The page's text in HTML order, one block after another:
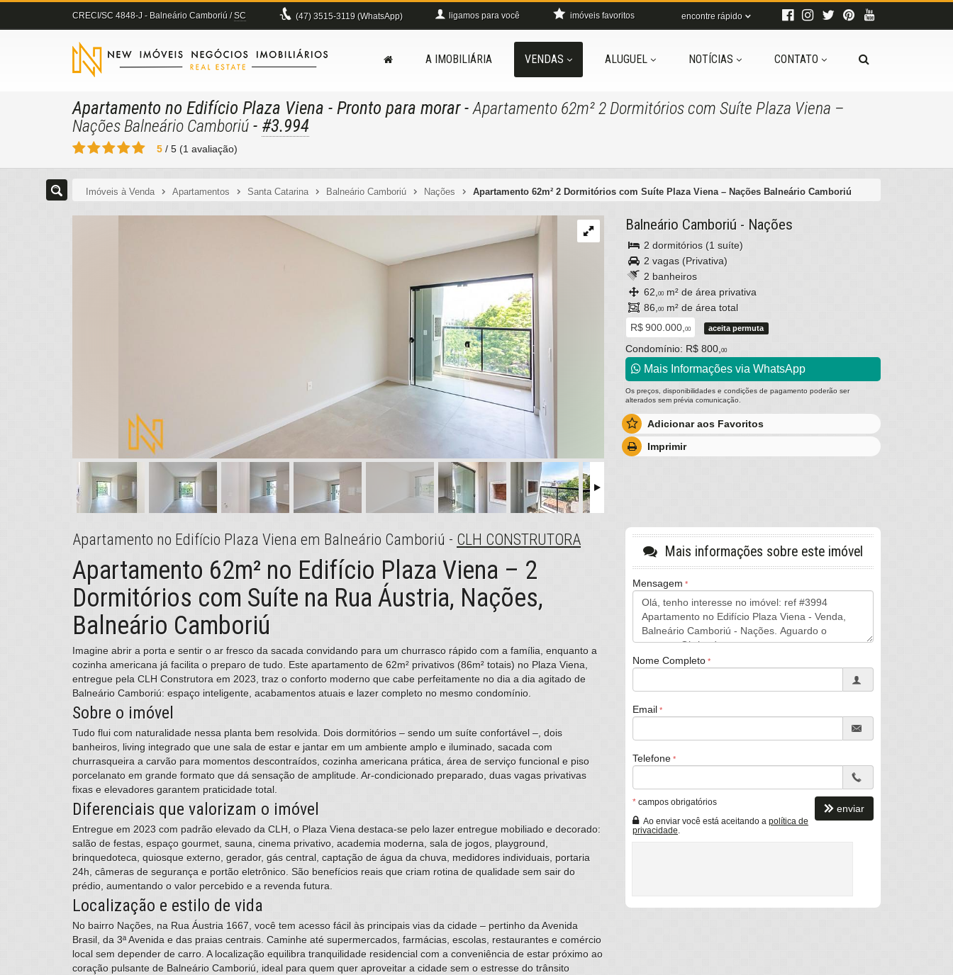
CRECI/SC 4848-J - Balneário Camboriú /SC (47) 3515-3119 (WhatsApp) ligamos para você encontre rápido
imóveis favoritos
A IMOBILIÁRIA VENDAS ALUGUEL NOTÍCIAS CONTATO
Apartamento no Edifício Plaza Viena - Pronto para morar-Apartamento 62m² 2 Dormitórios com Suíte Plaza Viena –
Nações Balneário Camboriú - #3.994
5 / 5 (1 avaliação)
Imóveis à Venda Apartamentos Santa Catarina Balneário Camboriú Nações Apartamento 62m² 2 Dormitórios com Suíte Plaza Viena – Nações Balneário Camboriú
Balneário Camboriú - Nações
2 dormitórios (1 suíte)
2 vagas (Privativa)
2 banheiros
62, 00 m² de área privativa
86, 00 m² de área total
R$ 900.000, 00 aceita permuta
Condomínio: R$ 800, 00
Mais Informações via WhatsApp
Os preços, disponibilidades e condições de pagamento poderão ser
alterados sem prévia comunicação.
Adicionar aos Favoritos
Imprimir
Apartamento no Edifício Plaza Viena em Balneário Camboriú - CLH CONSTRUTORA
Apartamento 62m² no Edifício Plaza Viena – 2
Dormitórios com Suíte na Rua Áustria, Nações,
Balneário Camboriú
Imagine abrir a porta e sentir o ar fresco da sacada convidando para um churrasco rápido com a família, enquanto a
cozinha americana já facilita o preparo de tudo. Este apartamento de 62m² privativos (86m² totais) no Plaza Viena,
entregue pela CLH Construtora em 2023, traz o conforto moderno que cabe perfeitamente no dia a dia agitado de
Balneário Camboriú: espaço inteligente, acabamentos atuais e lazer completo no mesmo condomínio.
Sobre o imóvel
Tudo flui com naturalidade nessa planta bem resolvida. Dois dormitórios – sendo um suíte confortável –, dois
banheiros, living integrado que une sala de estar e jantar em um ambiente amplo e iluminado, sacada com
churrasqueira a carvão para momentos descontraídos, cozinha americana prática, área de serviço funcional e piso
porcelanato em grande formato que dá sensação de amplitude. Ar-condicionado preparado, duas vagas privativas
fixas e elevadores garantem praticidade total.
Diferenciais que valorizam o imóvel
Entregue em 2023 com padrão elevado da CLH, o Plaza Viena destaca-se pelo lazer entregue mobiliado e decorado:
salão de festas, espaço gourmet, sauna, cinema privativo, academia moderna, sala de jogos, playground,
brinquedoteca, quiosque externo, gerador, gás central, captação de água da chuva, medidores individuais, portaria
24h, câmeras de segurança e portão eletrônico. São benefícios reais que criam rotina de qualidade sem sair do
prédio, aumentando o valor percebido e a revenda futura.
Localização e estilo de vida
No bairro Nações, na Rua Áustria 1667, você tem acesso fácil às principais vias da cidade – pertinho da Avenida
Brasil, da 3ª Avenida e das praias centrais. Caminhe até supermercados, farmácias, escolas, restaurantes e comércio
local sem depender de carro. A localização equilibra tranquilidade residencial com a conveniência de estar próximo ao
coração pulsante de Balneário Camboriú, ideal para quem quer aproveitar a cidade sem o estresse do trânsito
Mais informações sobre este imóvel
Mensagem
Nome Completo
Email
Telefone
* campos obrigatórios
Ao enviar você está aceitando a política de
privacidade
enviar